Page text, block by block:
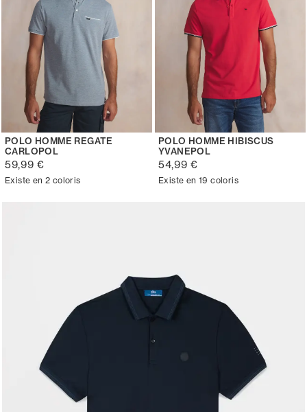
POLO HOMME REGATE
CARLOPOL
59,99 €
Existe en 2 coloris
POLO HOMME HIBISCUS
YVANEPOL
54,99 €
Existe en 19 coloris